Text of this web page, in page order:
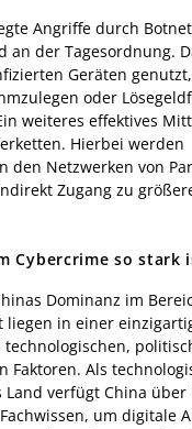
Angriffe durch
an der Tagesordnung.
Geräten
oder
weiteres effektives
Hierbei werden
den Netzwerken von
Zugang zu
Cybercrime so stark
Dominanz im
liegen in einer
technologischen,
Faktoren. Als
verfügt China über
um digitale